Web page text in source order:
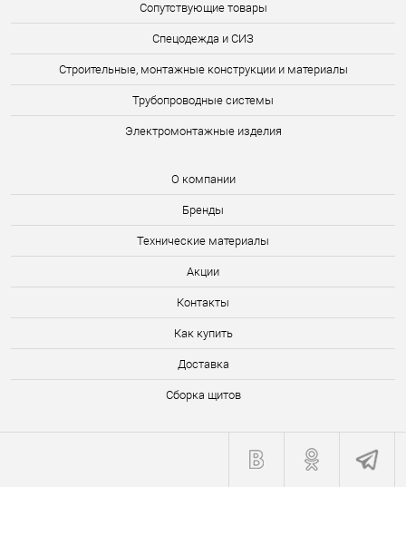
Сопутствующие товары
Спецодежда и СИЗ
Строительные, монтажные конструкции и материалы
Трубопроводные системы
Электромонтажные изделия
О компании
Бренды
Технические материалы
Акции
Контакты
Как купить
Доставка
Сборка щитов